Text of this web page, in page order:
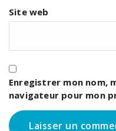
Site web
Enregistrer mon nom,
navigateur pour mon